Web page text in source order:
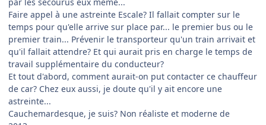
Faire appel à une astreinte Escale? Il fallait compter sur le
temps pour qu'elle arrive sur place par... le premier bus ou le
premier train... Prévenir le transporteur qu'un train arrivait et
qu'il fallait attendre? Et qui aurait pris en charge le temps de
travail supplémentaire du conducteur?
Et tout d'abord, comment aurait-on put contacter ce chauffeur
de car? Chez eux aussi, je doute qu'il y ait encore une
astreinte...
Cauchemardesque, je suis? Non réaliste et moderne de